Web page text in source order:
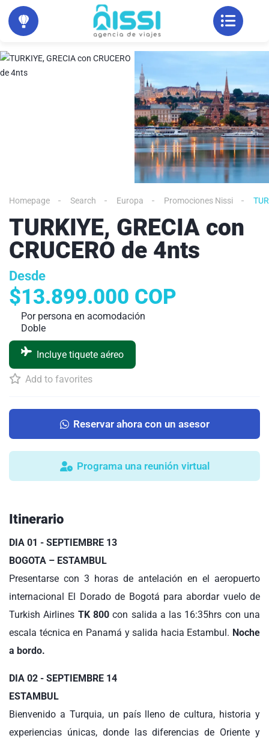
Homepage Search Europa Promociones Nissi
TURKIYE, GRECIA con
CRUCERO de 4nts
Desde
$13.899.000 COP
Por persona en acomodación
Doble
Incluye tiquete aéreo
Add to favorites
Reservar ahora con un asesor
Programa una reunión virtual
Itinerario
DIA 01 - SEPTIEMBRE 13
BOGOTA – ESTAMBUL
Presentarse con 3 horas de antelación en el aeropuerto
internacional El Dorado de Bogotá para abordar vuelo de
Turkish Airlines TK 800con salida a las 16:35hrs con una
escala técnica en Panamá y salida hacia Estambul. Noche
a bordo.
DIA 02 - SEPTIEMBRE 14
ESTAMBUL
Bienvenido a Turquia, un país lleno de cultura, historia y
experiencias únicas, donde las diferencias de Oriente y